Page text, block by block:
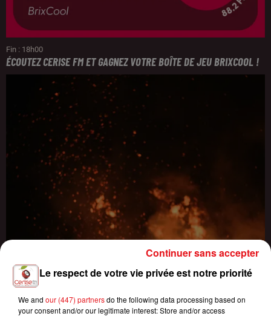
Fin : 18h00
ÉCOUTEZ CERISE FM ET GAGNEZ VOTRE BOÎTE DE JEU BRIXCOOL !
Le respect de votre vie privée est notre priorité
We and our (447) partnersdo the following data processing based on
your consent and/or our legitimate interest: Store and/or access
Continuer sans accepter